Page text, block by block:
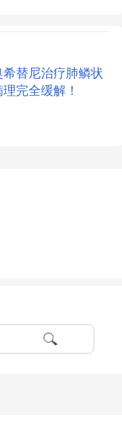
替尼治疗肺鳞状
完全缓解！